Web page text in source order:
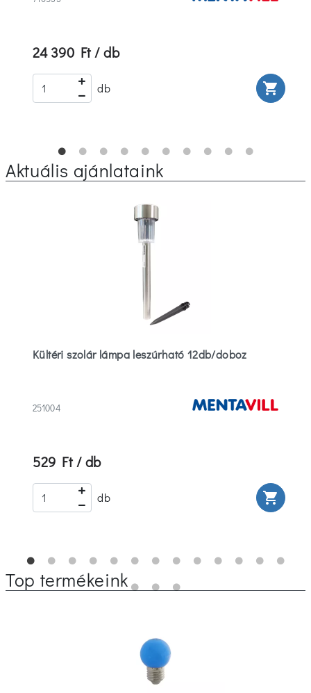
24 390 Ft / db
db shopping_cart
Aktuális ajánlataink
Kültéri szolár lámpa leszúrható 12db/doboz
251004
529 Ft / db
db shopping_cart
Top termékeink